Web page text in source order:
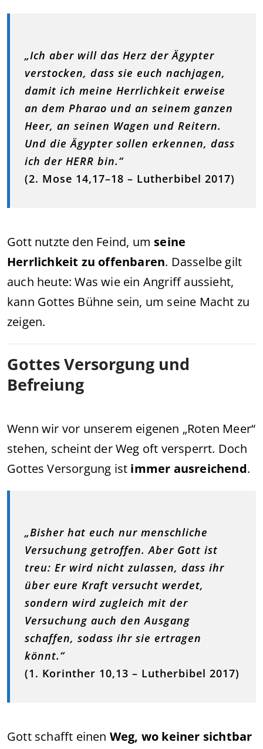
„Ich aber will das Herz der Ägypter
verstocken, dass sie euch nachjagen,
damit ich meine Herrlichkeit erweise
an dem Pharao und an seinem ganzen
Heer, an seinen Wagen und Reitern.
Und die Ägypter sollen erkennen, dass
ich der HERR bin.“
(2. Mose 14,17–18 – Lutherbibel 2017)
Gott nutzte den Feind, um seine
Herrlichkeit zu offenbaren. Dasselbe gilt
auch heute: Was wie ein Angriff aussieht,
kann Gottes Bühne sein, um seine Macht zu
zeigen.
Gottes Versorgung und
Befreiung
Wenn wir vor unserem eigenen „Roten Meer“
stehen, scheint der Weg oft versperrt. Doch
Gottes Versorgung ist immer ausreichend.
„Bisher hat euch nur menschliche
Versuchung getroffen. Aber Gott ist
treu: Er wird nicht zulassen, dass ihr
über eure Kraft versucht werdet,
sondern wird zugleich mit der
Versuchung auch den Ausgang
schaffen, sodass ihr sie ertragen
könnt.“
(1. Korinther 10,13 – Lutherbibel 2017)
Gott schafft einen Weg, wo keiner sichtbar